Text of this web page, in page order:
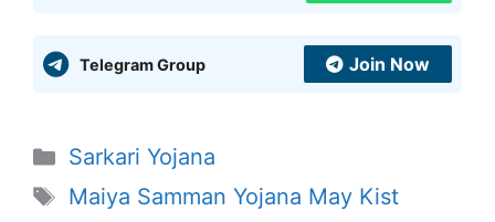
Telegram Group Join Now
Categories
Sarkari Yojana
Tags
Maiya Samman Yojana May Kist